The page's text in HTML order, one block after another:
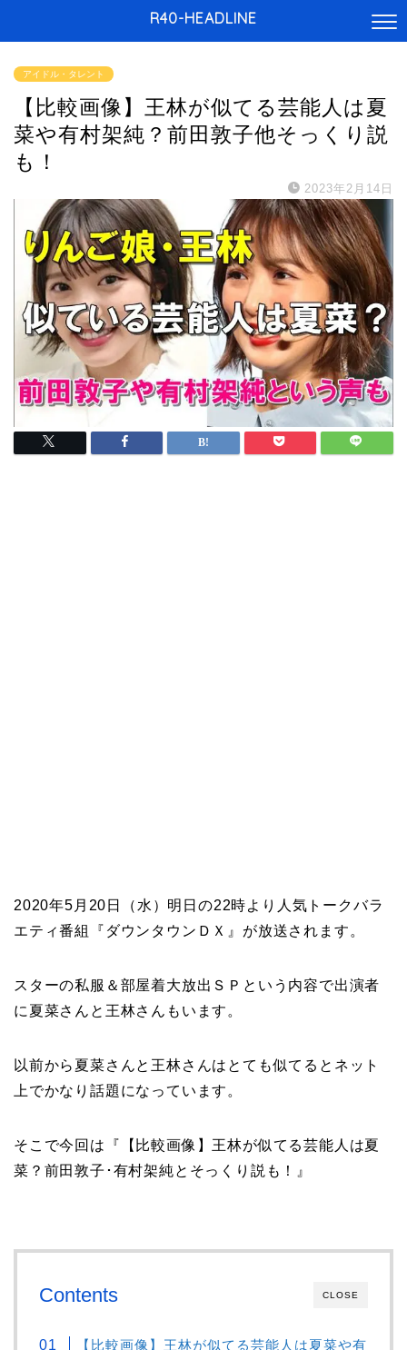
R40-HEADLINE
アイドル・タレント
【比較画像】王林が似てる芸能人は夏
菜や有村架純？前田敦子他そっくり説
も！
2023年2月14日
2020年5月20日（水）明日の22時より人気トークバラ
エティ番組『ダウンタウンＤＸ』が放送されます。
スターの私服＆部屋着大放出ＳＰという内容で出演者
に夏菜さんと王林さんもいます。
以前から夏菜さんと王林さんはとても似てるとネット
上でかなり話題になっています。
そこで今回は『【比較画像】王林が似てる芸能人は夏
菜？前田敦子･有村架純とそっくり説も！』
CLOSE
Contents
【比較画像】王林が似てる芸能人は夏菜や有